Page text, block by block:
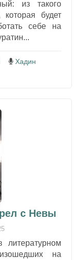
из такого
будет
себе на
Хадин
с Невы
литературном
на